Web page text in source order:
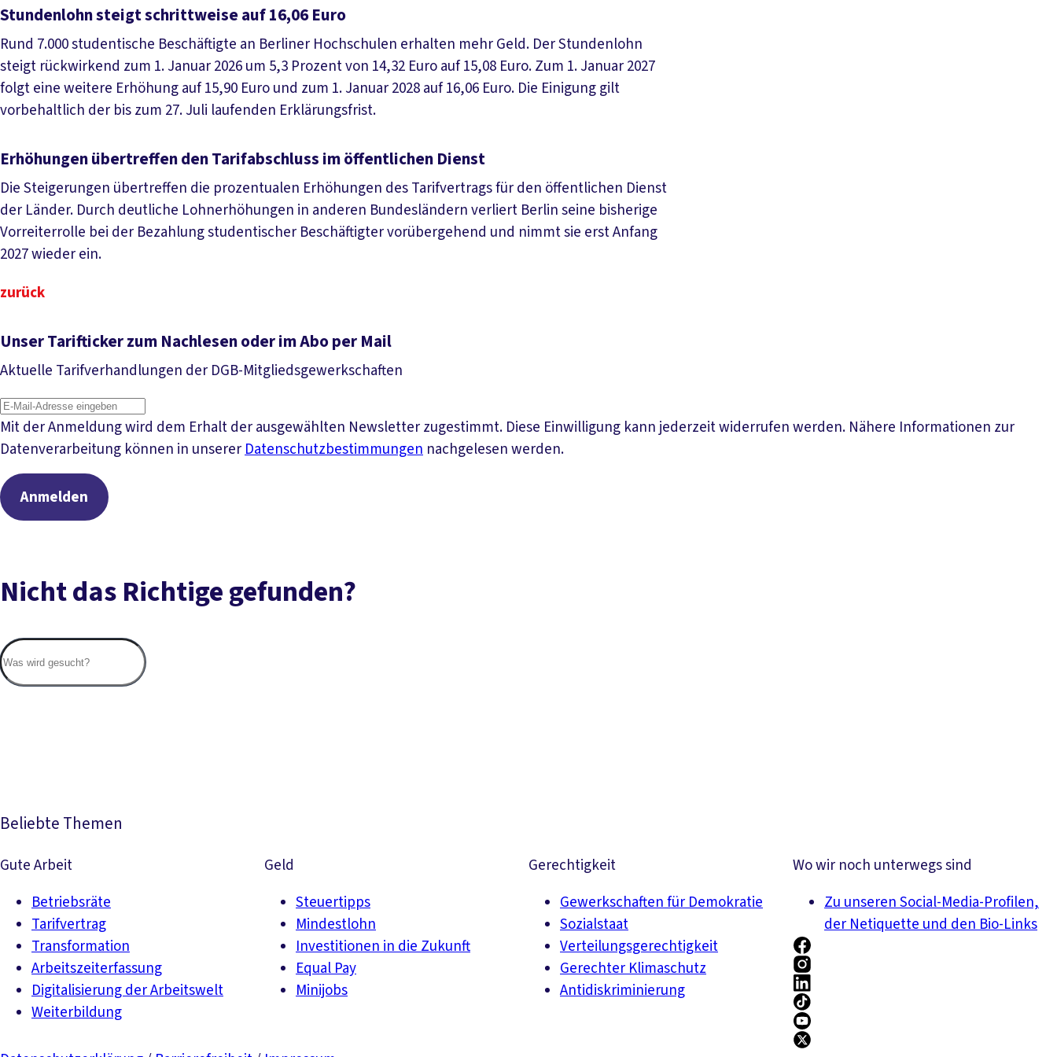
Stundenlohn steigt schrittweise auf 16,06 Euro
Rund 7.000 studentische Beschäftigte an Berliner Hochschulen erhalten mehr Geld. Der Stundenlohn
steigt rückwirkend zum 1. Januar 2026 um 5,3 Prozent von 14,32 Euro auf 15,08 Euro. Zum 1. Januar 2027
folgt eine weitere Erhöhung auf 15,90 Euro und zum 1. Januar 2028 auf 16,06 Euro. Die Einigung gilt
vorbehaltlich der bis zum 27. Juli laufenden Erklärungsfrist.
Erhöhungen übertreffen den Tarifabschluss im öffentlichen Dienst
Die Steigerungen übertreffen die prozentualen Erhöhungen des Tarifvertrags für den öffentlichen Dienst
der Länder. Durch deutliche Lohnerhöhungen in anderen Bundesländern verliert Berlin seine bisherige
Vorreiterrolle bei der Bezahlung studentischer Beschäftigter vorübergehend und nimmt sie erst Anfang
2027 wieder ein.
zurück
Unser Tarifticker zum Nachlesen oder im Abo per Mail
Aktuelle Tarifverhandlungen der DGB-Mitgliedsgewerkschaften
Mit der Anmeldung wird dem Erhalt der ausgewählten Newsletter zugestimmt. Diese Einwilligung kann jederzeit widerrufen werden. Nähere Informationen zur
Datenverarbeitung können in unsererDatenschutzbestimmungen nachgelesen werden.
Anmelden
Nicht das Richtige gefunden?
Beliebte Themen
Gute Arbeit
Betriebsräte
Tarifvertrag
Transformation
Arbeitszeiterfassung
Digitalisierung der Arbeitswelt
Weiterbildung
Geld
Steuertipps
Mindestlohn
Investitionen in die Zukunft
Equal Pay
Minijobs
Gerechtigkeit
Gewerkschaften für Demokratie
Sozialstaat
Verteilungsgerechtigkeit
Gerechter Klimaschutz
Antidiskriminierung
Wo wir noch unterwegs sind
Zu unseren Social-Media-Profilen,
der Netiquette und den Bio-Links